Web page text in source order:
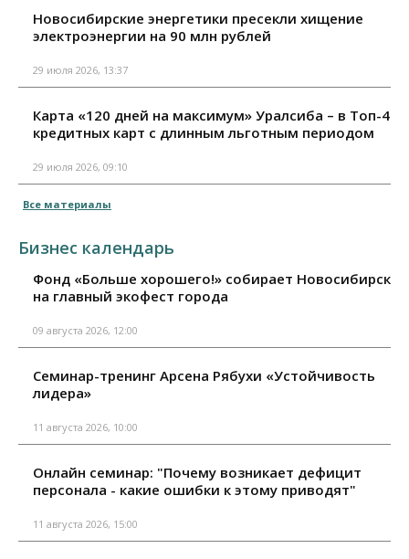
Новосибирские энергетики пресекли хищение
электроэнергии на 90 млн рублей
29 июля 2026, 13:37
Карта «120 дней на максимум» Уралсиба – в Топ-4
кредитных карт с длинным льготным периодом
29 июля 2026, 09:10
Все материалы
Бизнес календарь
Фонд «Больше хорошего!» собирает Новосибирск
на главный экофест города
09 августа 2026, 12:00
Семинар-тренинг Арсена Рябухи «Устойчивость
лидера»
11 августа 2026, 10:00
Онлайн семинар: "Почему возникает дефицит
персонала - какие ошибки к этому приводят"
11 августа 2026, 15:00